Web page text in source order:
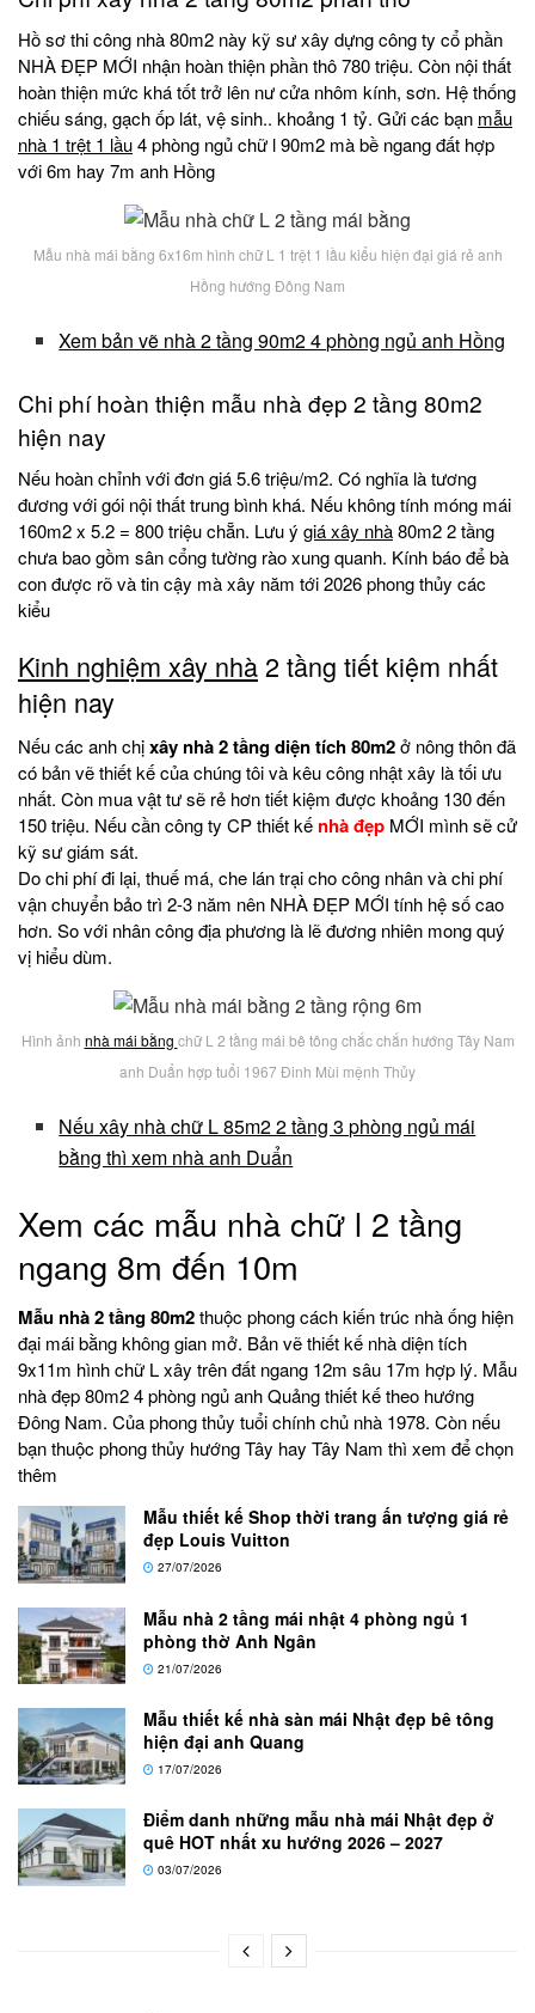
Hồ sơ thi công nhà 80m2 này kỹ sư xây dựng công ty cổ phần
NHÀ ĐẸP MỚI nhận hoàn thiện phần thô 780 triệu. Còn nội thất
hoàn thiện mức khá tốt trở lên nư cửa nhôm kính, sơn. Hệ thống
chiếu sáng, gạch ốp lát, vệ sinh.. khoảng 1 tỷ. Gửi các bạn mẫu
nhà 1 trệt 1 lầu4 phòng ngủ chữ l 90m2 mà bề ngang đất hợp
với 6m hay 7m anh Hồng
Mẫu nhà mái bằng 6x16m hình chữ L 1 trệt 1 lầu kiểu hiện đại giá rẻ anh
Hồng hướng Đông Nam
Xem bản vẽ nhà 2 tầng 90m2 4 phòng ngủ anh Hồng
Chi phí hoàn thiện mẫu nhà đẹp 2 tầng 80m2
hiện nay
Nếu hoàn chỉnh với đơn giá 5.6 triệu/m2. Có nghĩa là tương
đương với gói nội thất trung bình khá. Nếu không tính móng mái
160m2 x 5.2 = 800 triệu chẵn. Lưu ý giá xây nhà80m2 2 tầng
chưa bao gồm sân cổng tường rào xung quanh. Kính báo để bà
con được rõ và tin cậy mà xây năm tới 2026 phong thủy các
kiểu
Kinh nghiệm xây nhà2 tầng tiết kiệm nhất
hiện nay
Nếu các anh chịxây nhà 2 tầng diện tích 80m2ở nông thôn đã
có bản vẽ thiết kế của chúng tôi và kêu công nhật xây là tối ưu
nhất. Còn mua vật tư sẽ rẻ hơn tiết kiệm được khoảng 130 đến
150 triệu. Nếu cần công ty CP thiết kế nhà đẹp MỚI mình sẽ cử
kỹ sư giám sát.
Do chi phí đi lại, thuế má, che lán trại cho công nhân và chi phí
vận chuyển bảo trì 2-3 năm nên NHÀ ĐẸP MỚI tính hệ số cao
hơn. So với nhân công địa phương là lẽ đương nhiên mong quý
vị hiểu dùm.
Hình ảnh nhà mái bằng chữ L 2 tầng mái bê tông chắc chắn hướng Tây Nam
anh Duẩn hợp tuổi 1967 Đinh Mùi mệnh Thủy
Nếu xây nhà chữ L 85m2 2 tầng 3 phòng ngủ mái
bằng thì xem nhà anh Duẩn
Xem các mẫu nhà chữ l 2 tầng
ngang 8m đến 10m
Mẫu nhà 2 tầng 80m2thuộc phong cách kiến trúc nhà ống hiện
đại mái bằng không gian mở. Bản vẽ thiết kế nhà diện tích
9x11m hình chữ L xây trên đất ngang 12m sâu 17m hợp lý. Mẫu
nhà đẹp 80m2 4 phòng ngủ anh Quảng thiết kế theo hướng
Đông Nam. Của phong thủy tuổi chính chủ nhà 1978. Còn nếu
bạn thuộc phong thủy hướng Tây hay Tây Nam thì xem để chọn
thêm
Mẫu thiết kế Shop thời trang ấn tượng giá rẻ
đẹp Louis Vuitton
27/07/2026
Mẫu nhà 2 tầng mái nhật 4 phòng ngủ 1
phòng thờ Anh Ngân
21/07/2026
Mẫu thiết kế nhà sàn mái Nhật đẹp bê tông
hiện đại anh Quang
17/07/2026
Điểm danh những mẫu nhà mái Nhật đẹp ở
quê HOT nhất xu hướng 2026 – 2027
03/07/2026